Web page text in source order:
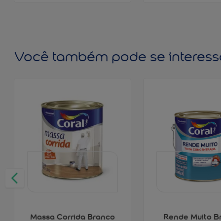
Você também pode se
Massa Corrida Branco Rende Muito